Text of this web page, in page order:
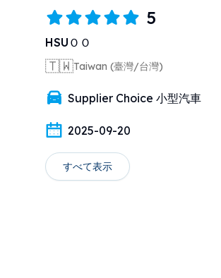
5
HSUＯＯ
🇹🇼Taiwan (臺灣/台灣)
Supplier Choice 小型汽車
2025-09-20
すべて表示